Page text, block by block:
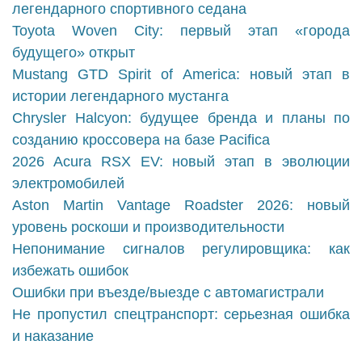
легендарного спортивного седана
Toyota Woven City: первый этап «города
будущего» открыт
Mustang GTD Spirit of America: новый этап в
истории легендарного мустанга
Chrysler Halcyon: будущее бренда и планы по
созданию кроссовера на базе Pacifica
2026 Acura RSX EV: новый этап в эволюции
электромобилей
Aston Martin Vantage Roadster 2026: новый
уровень роскоши и производительности
Непонимание сигналов регулировщика: как
избежать ошибок
Ошибки при въезде/выезде с автомагистрали
Не пропустил спецтранспорт: серьезная ошибка
и наказание